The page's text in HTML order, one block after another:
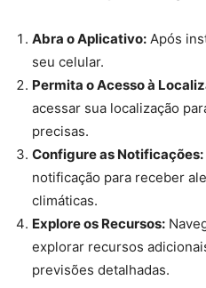
Abra o Aplicativo: Após
seu celular.
Permita o Acesso à
acessar sua localização
precisas.
Configure as Notificações:
notificação para receber
climáticas.
Explore os Recursos:
explorar recursos
previsões detalhadas.